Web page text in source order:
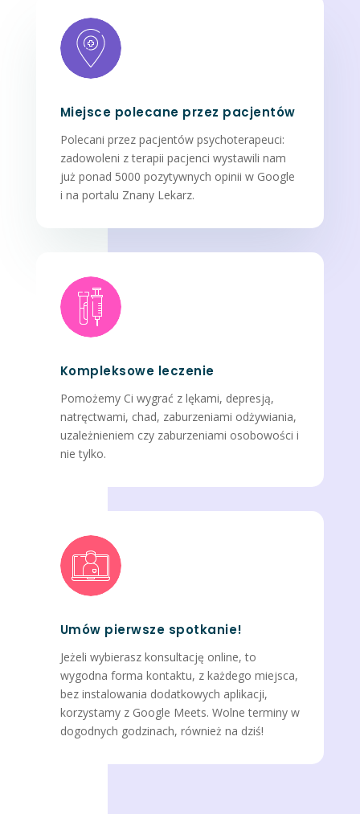
Miejsce polecane przez pacjentów
Polecani przez pacjentów psychoterapeuci:
zadowoleni z terapii pacjenci wystawili nam
już ponad 5000 pozytywnych opinii w Google
i na portalu Znany Lekarz.
Kompleksowe leczenie
Pomożemy Ci wygrać z lękami, depresją,
natręctwami, chad, zaburzeniami odżywiania,
uzależnieniem czy zaburzeniami osobowości i
nie tylko.
Umów pierwsze spotkanie!
Jeżeli wybierasz konsultację online, to
wygodna forma kontaktu, z każdego miejsca,
bez instalowania dodatkowych aplikacji,
korzystamy z Google Meets. Wolne terminy w
dogodnych godzinach, również na dziś!